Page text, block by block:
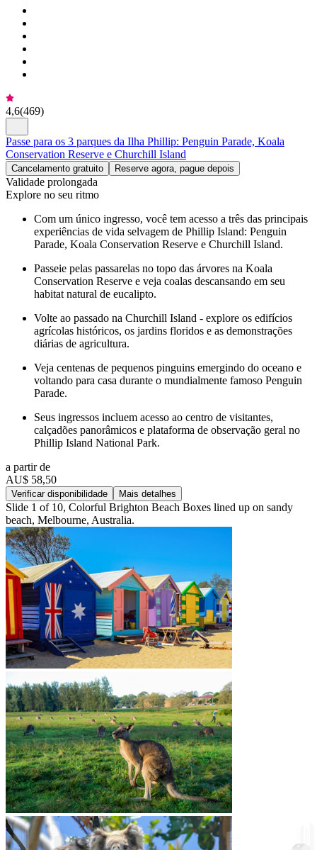
4,6(469)
Passe para os 3 parques da Ilha Phillip: Penguin Parade, Koala
Conservation Reserve e Churchill Island
Cancelamento gratuito Reserve agora, pague depois
Validade prolongada
Explore no seu ritmo
Com um único ingresso, você tem acesso a três das principais
experiências de vida selvagem de Phillip Island: Penguin
Parade, Koala Conservation Reserve e Churchill Island.
Passeie pelas passarelas no topo das árvores na Koala
Conservation Reserve e veja coalas descansando em seu
habitat natural de eucalipto.
Volte ao passado na Churchill Island - explore os edifícios
agrícolas históricos, os jardins floridos e as demonstrações
diárias de agricultura.
Veja centenas de pequenos pinguins emergindo do oceano e
voltando para casa durante o mundialmente famoso Penguin
Parade.
Seus ingressos incluem acesso ao centro de visitantes,
calçadões panorâmicos e plataforma de observação geral no
Phillip Island National Park.
a partir de
AU$ 58,50
Verificar disponibilidade Mais detalhes
Slide 1 of 10, Colorful Brighton Beach Boxes lined up on sandy
beach, Melbourne, Australia.